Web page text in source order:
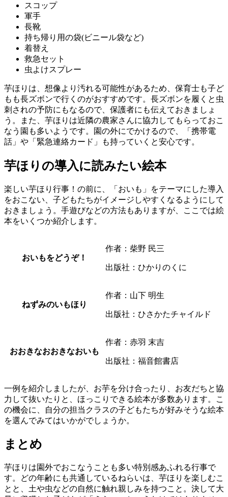
スコップ
軍手
長靴
持ち帰り用の袋(ビニール袋など)
着替え
救急セット
虫よけスプレー
芋ほりは、想像より汚れる可能性があるため、保育士も子ど
もも長ズボンで行くのがおすすめです。長ズボンを履くと虫
刺されの予防にもなるので、保護者にも伝えておきましょ
う。また、芋ほりは近隣の農家さんに協力してもらっておこ
なう園も多いようです。園の外にでかけるので、「携帯電
話」や「緊急連絡カード」も持っていくと安心です。
芋ほりの導入に読みたい絵本
楽しい芋ほり行事！の前に、「おいも」をテーマにした導入
をおこない、子どもたちがイメージしやすくなるようにして
おきましょう。手遊びなどの方法もありますが、ここでは絵
本をいくつか紹介します。
おいもをどうぞ！
作者：柴野 民三
出版社：ひかりのくに
ねずみのいもほり
作者：山下 明生
出版社：ひさかたチャイルド
おおきなおおきなおいも
作者：赤羽 末吉
出版社：福音館書店
一例を紹介しましたが、お芋を分け合ったり、お友だちと協
力して抜いたりと、ほっこりできる絵本が多数あります。こ
の機会に、自分の担当クラスの子どもたちが好みそうな絵本
を選んでみてはいかがでしょうか。
まとめ
芋ほりは園外でおこなうことも多い特別感あふれる行事で
す。どの年齢にも共通しているねらいは、芋ほりを楽しむこ
とと、土や虫などの自然に触れ親しみを持つこと。決して大